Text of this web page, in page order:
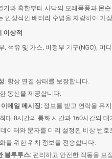
기와 혹한부터 사막의 모래폭풍과 몬
인상적인 배터리 수명을 자랑하여 가
이상적
, 석유 및 가스, 비정부 기구(NGO),
: 항상 연결 상태를 보장합니다.
통신을 제공합니다.
메일 메시징: 정보를 받고 연락을 유
대 8시간의 통화 시간과 160시간의
데이터와 문자를 미리 설정된 비상 번호
를 위한 위치 정보를 전송합니다.
블루투스: 편리하고 안전한 작동을 보